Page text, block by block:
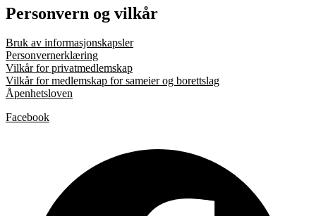
Personvern og vilkår
Bruk av informasjonskapsler
Personvernerklæring
Vilkår for privatmedlemskap
Vilkår for medlemskap for sameier og borettslag
Åpenhetsloven
Facebook